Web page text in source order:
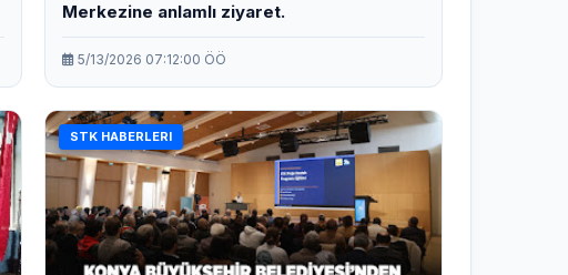
Merkezine anlamlı ziyaret.
5/13/2026 07:12:00 ÖÖ
STK HABERLERI